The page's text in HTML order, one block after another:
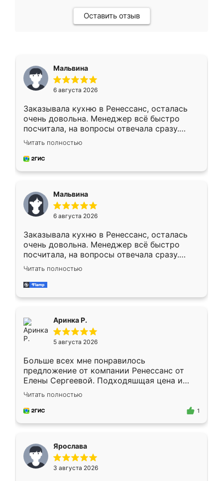
Оставить отзыв
Мальвина
6 августа 2026
Заказывала кухню в Ренессанс, осталась
очень довольна. Менеджер всё быстро
посчитала, на вопросы отвечала сразу.
Замерщик приехал в субботу, подошёл к
делу со всей ответственностью. Собрали
за день, ребята работали аккуратно, даже
Читать полностью
Мальвина
6 августа 2026
Заказывала кухню в Ренессанс, осталась
очень довольна. Менеджер всё быстро
посчитала, на вопросы отвечала сразу.
Замерщик приехал в субботу, подошёл к
делу со всей ответственностью. Собрали
за день, ребята работали аккуратно, даже
Читать полностью
Аринка Р.
5 августа 2026
Больше всех мне понравилось
предложение от компании Ренессанс от
Елены Сергеевой. Подходяшщая цена и
короткие сроки изготовления. Приехавший
для замера сотрудник Владислав
предложил по моему эскизу самый
Читать полностью
1
Ярослава
3 августа 2026